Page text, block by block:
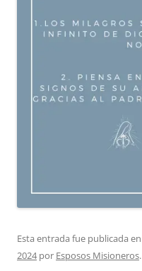
Esta entrada fue publicada en
2024por Esposos Misioneros.